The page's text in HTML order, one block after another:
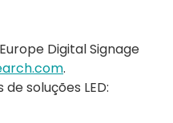
Digital Signage
.
soluções LED: